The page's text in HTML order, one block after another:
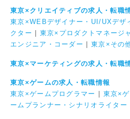
東京×クリエイティブの求人・転職
東京×WEBデザイナー・UI/UXデザ
クター
東京×プロダクトマネージ
エンジニア・コーダー
東京×その
東京×マーケティングの求人・転職
東京×ゲームの求人・転職情報
東京×ゲームプログラマー
東京×
ームプランナー・シナリオライター